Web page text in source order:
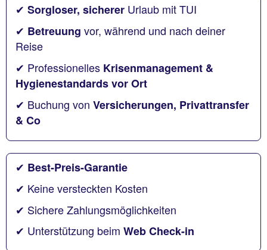
✔ Sorgloser, sicherer Urlaub mit TUI
✔ Betreuung vor, während und nach deiner
Reise
✔ Professionelles Krisenmanagement &
Hygienestandards vor Ort
✔ Buchung von Versicherungen, Privattransfer
& Co
✔ Best-Preis-Garantie
✔ Keine versteckten Kosten
✔ Sichere Zahlungsmöglichkeiten
✔ Unterstützung beim Web Check-in